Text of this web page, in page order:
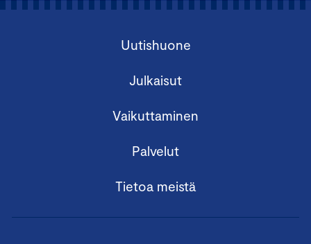
Uutishuone
Julkaisut
Vaikuttaminen
Palvelut
Tietoa meistä